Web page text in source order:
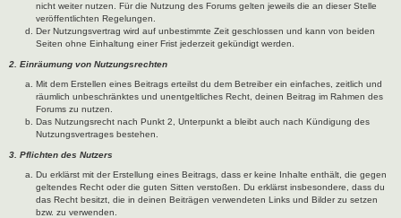
nicht weiter nutzen. Für die Nutzung des Forums gelten jeweils die an dieser Stelle
veröffentlichten Regelungen.
Der Nutzungsvertrag wird auf unbestimmte Zeit geschlossen und kann von beiden
Seiten ohne Einhaltung einer Frist jederzeit gekündigt werden.
2. Einräumung von Nutzungsrechten
Mit dem Erstellen eines Beitrags erteilst du dem Betreiber ein einfaches, zeitlich und
räumlich unbeschränktes und unentgeltliches Recht, deinen Beitrag im Rahmen des
Forums zu nutzen.
Das Nutzungsrecht nach Punkt 2, Unterpunkt a bleibt auch nach Kündigung des
Nutzungsvertrages bestehen.
3. Pflichten des Nutzers
Du erklärst mit der Erstellung eines Beitrags, dass er keine Inhalte enthält, die gegen
geltendes Recht oder die guten Sitten verstoßen. Du erklärst insbesondere, dass du
das Recht besitzt, die in deinen Beiträgen verwendeten Links und Bilder zu setzen
bzw. zu verwenden.